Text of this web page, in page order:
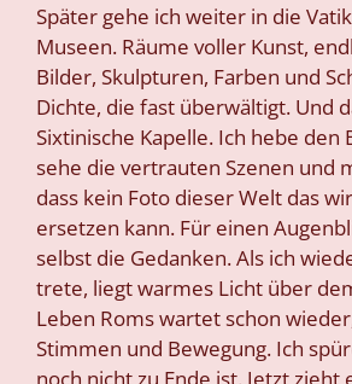
Später gehe ich weiter in die
Museen. Räume voller Kunst,
Bilder, Skulpturen, Farben und
Dichte, die fast überwältigt. Und
Sixtinische Kapelle. Ich hebe den
sehe die vertrauten Szenen und
dass kein Foto dieser Welt das
ersetzen kann. Für einen
selbst die Gedanken. Als ich
trete, liegt warmes Licht über
Leben Roms wartet schon
Stimmen und Bewegung. Ich
noch nicht zu Ende ist. Jetzt zieht